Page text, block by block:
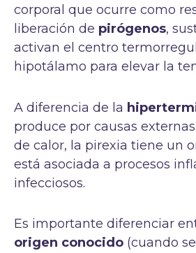
corporal que ocurre como
liberación de pirógenos,
activan el centro
hipotálamo para elevar la
A diferencia de la
produce por causas
de calor, la pirexia tiene un
está asociada a procesos
infecciosos.
Es importante diferenciar
origen conocido (cuando